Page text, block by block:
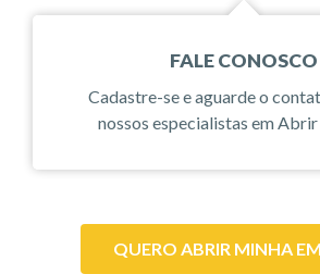
FALE CONOSCO
Cadastre-se e aguarde o
nossos especialistas em Abrir
QUERO ABRIR MINHA